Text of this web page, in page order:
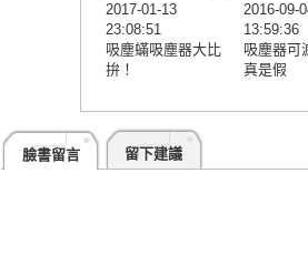
2017-01-13
23:08:51
吸塵蟎吸塵器大比
拚！
2016-09-
13:59:36
吸塵器可
真是假
臉書留言 留下建議